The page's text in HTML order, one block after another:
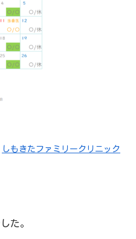
しもきたファミリークリニック
た。